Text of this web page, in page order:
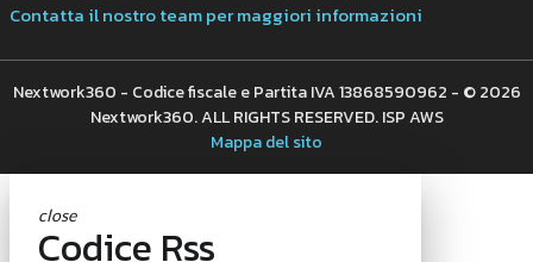
Contatta il nostro team per maggiori informazioni
Nextwork360 - Codice fiscale e Partita IVA 13868590962 - © 2026
Nextwork360. ALL RIGHTS RESERVED. ISP AWS
Mappa del sito
close
Codice Rss